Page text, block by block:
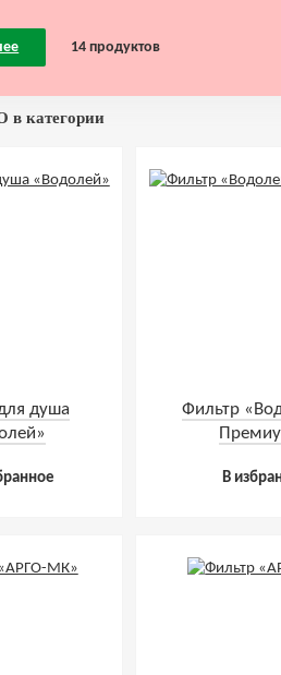
14 продуктов
категории
душа
Фильтр
В